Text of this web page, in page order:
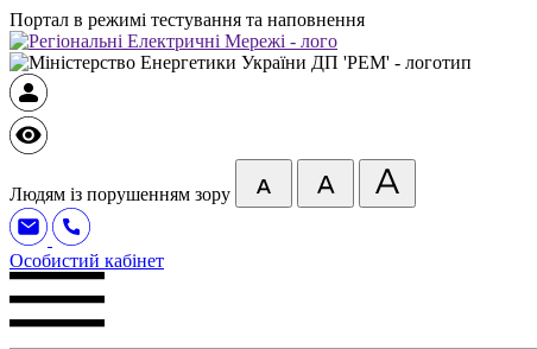
Портал в режимі тестування та наповнення
Людям із порушенням зору
Особистий кабінет